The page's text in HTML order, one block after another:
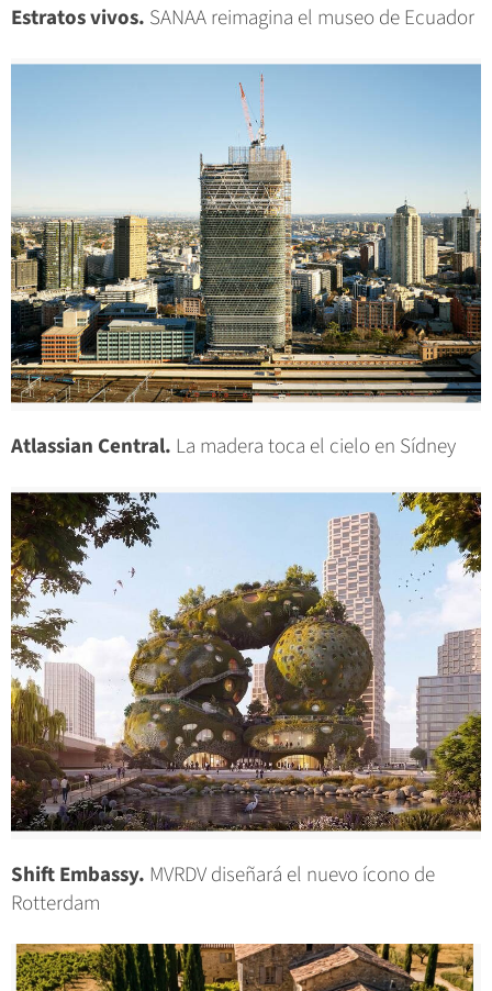
Estratos vivos. SANAA reimagina el museo de Ecuador
Atlassian Central. La madera toca el cielo en Sídney
Shift Embassy. MVRDV diseñará el nuevo ícono de
Rotterdam